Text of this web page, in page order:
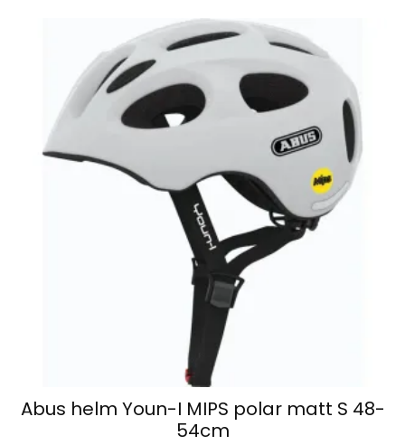
Abus helm Youn-I MIPS polar matt S 48-
54cm